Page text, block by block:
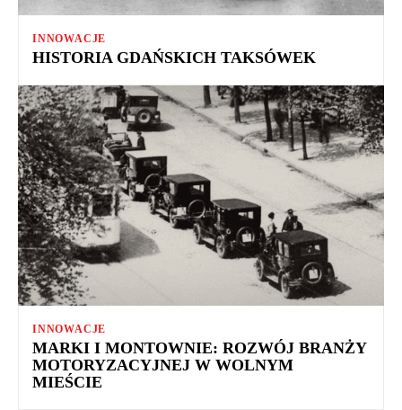
INNOWACJE
HISTORIA GDAŃSKICH TAKSÓWEK
INNOWACJE
MARKI I MONTOWNIE: ROZWÓJ BRANŻY
MOTORYZACYJNEJ W WOLNYM
MIEŚCIE